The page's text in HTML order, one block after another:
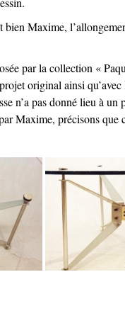
bien Maxime,
par la collection «
original ainsi
n’a pas donné lieu à
Maxime, précisons